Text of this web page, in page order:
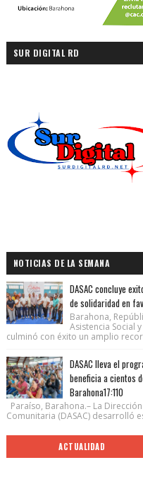
SUR DIGITAL RD
NOTICIAS DE LA SEMANA
DASAC concluye
de solidaridad en
Barahona,
Asistencia Social
culminó con éxito un amplio
DASAC lleva el
beneficia a cientos
Barahona17:110
Paraíso, Barahona.– La
Comunitaria (DASAC) desarrolló
ACTUALIDAD